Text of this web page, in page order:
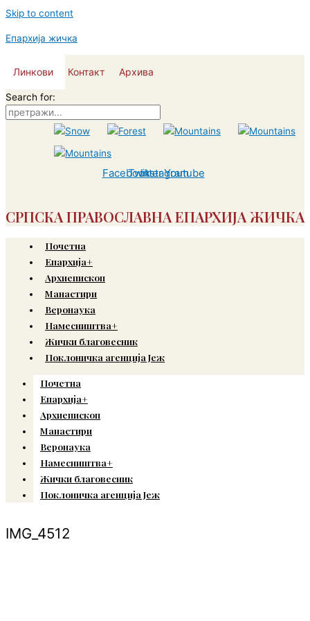
Skip to content
Епархија жичка
Линкови Контакт Архива
Search for:
Facebook
Twitter
Instagram
Youtube
СРПСКА ПРАВОСЛАВНА ЕПАРХИЈА ЖИЧКА
Почетна
Епархија+
Архиепископ
Манастири
Веронаука
Намесништва+
Жички благовесник
Поклоничка агенција Јеж
Почетна
Епархија+
Архиепископ
Манастири
Веронаука
Намесништва+
Жички благовесник
Поклоничка агенција Јеж
IMG_4512